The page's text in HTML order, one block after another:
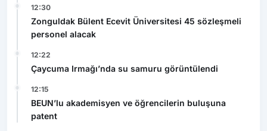
12:30
Zonguldak Bülent Ecevit Üniversitesi 45 sözleşmeli
personel alacak
12:22
Çaycuma Irmağı’nda su samuru görüntülendi
12:15
BEUN’lu akademisyen ve öğrencilerin buluşuna
patent